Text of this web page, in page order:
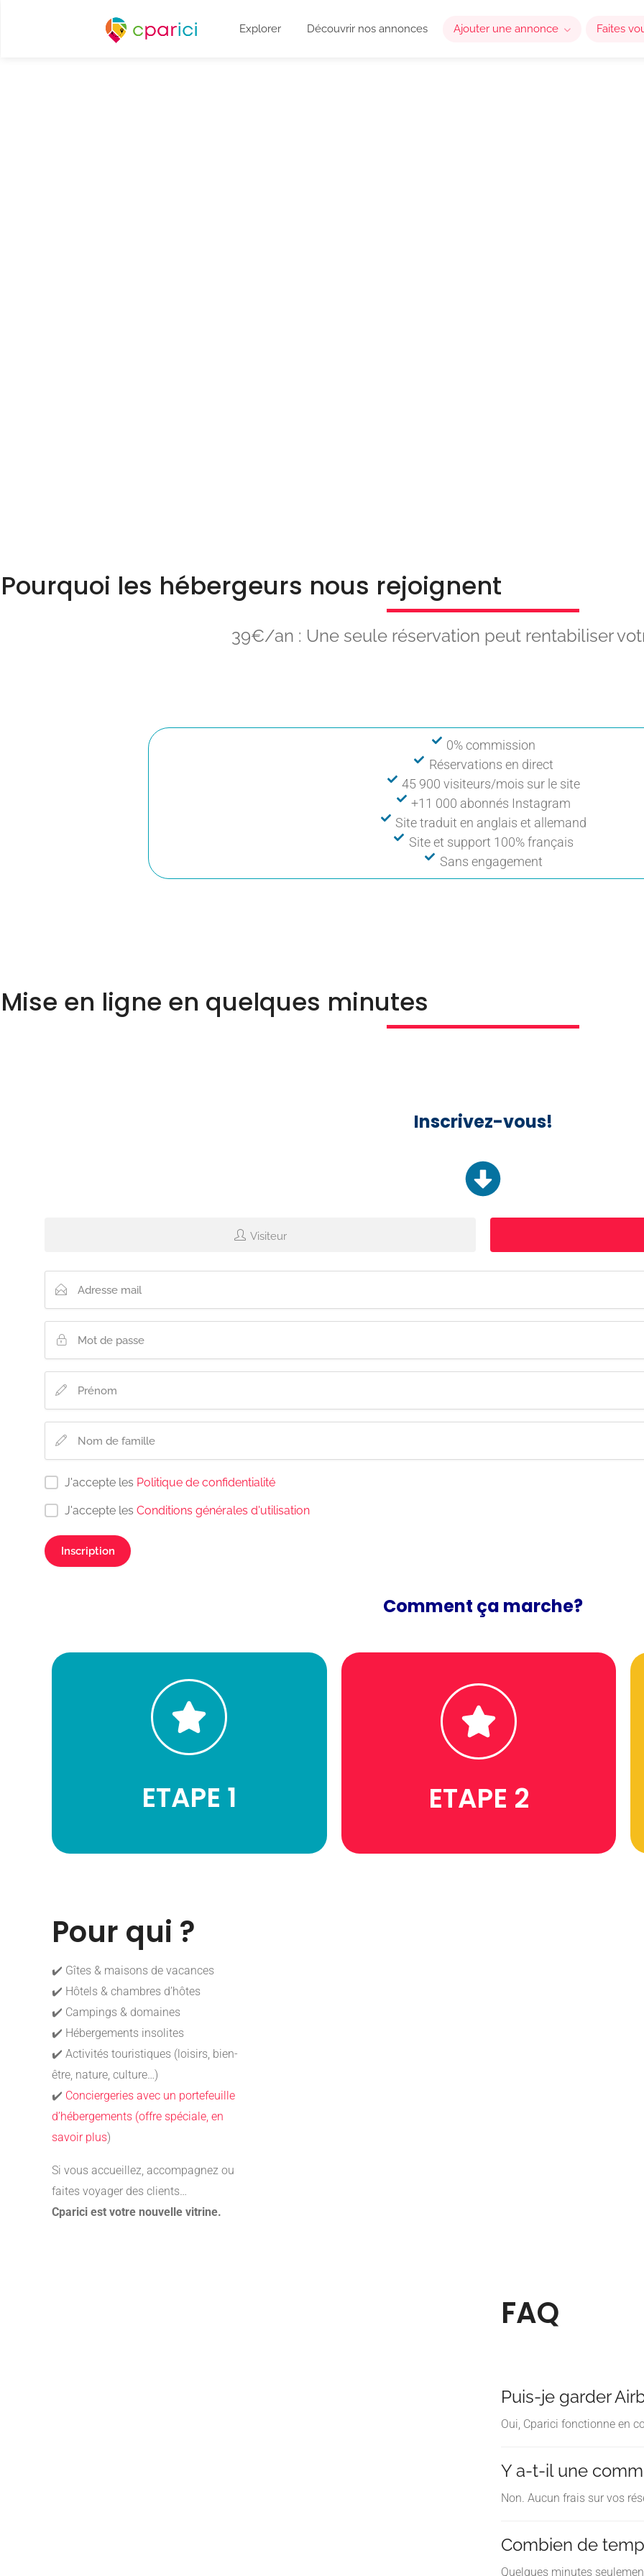
Explorer Découvrir nos annonces Ajouter une annonce Faites
Pourquoi les hébergeurs nous rejoignent
39€/an : Une seule réservation peut rentabiliser
0% commission
Réservations en direct
45 900 visiteurs/mois sur le site
+11 000 abonnés Instagram
Site traduit en anglais et allemand
Site et support 100% français
Sans engagement
Mise en ligne en quelques minutes
Inscrivez-vous!
Visiteur
J'accepte les Politique de confidentialité
J'accepte les Conditions générales d'utilisation
Comment ça marche?
ETAPE 1
En vous inscrivant, vous pouvez choisir
un forfait qui vous convient
ETAPE 2
JE CHOISIS UN FORFAIT
A partir de 39 euros seulement pour un
an, sans engagement. Une seule
réservation, et c'est rentabilisé!
Pour qui ?
✔️ Gîtes & maisons de vacances
✔️ Hôtels & chambres d’hôtes
✔️ Campings & domaines
✔️ Hébergements insolites
✔️ Activités touristiques (loisirs, bien-
être, nature, culture…)
✔️ Conciergeries avec un portefeuille
d’hébergements (offre spéciale, en
savoir plus)
Si vous accueillez, accompagnez ou
faites voyager des clients…
Cparici est votre nouvelle vitrine.
FAQ
Puis-je garder
Oui, Cparici fonctionne en
Y a-t-il une
Non. Aucun frais sur vos
Combien de
Quelques minutes